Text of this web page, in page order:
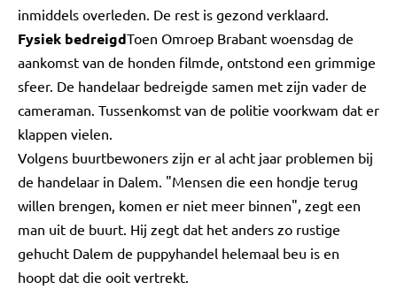
inmiddels overleden. De rest is gezond verklaard.
Fysiek bedreigdToen Omroep Brabant woensdag de
aankomst van de honden filmde, ontstond een grimmige
sfeer. De handelaar bedreigde samen met zijn vader de
cameraman. Tussenkomst van de politie voorkwam dat er
klappen vielen.
Volgens buurtbewoners zijn er al acht jaar problemen bij
de handelaar in Dalem. "Mensen die een hondje terug
willen brengen, komen er niet meer binnen", zegt een
man uit de buurt. Hij zegt dat het anders zo rustige
gehucht Dalem de puppyhandel helemaal beu is en
hoopt dat die ooit vertrekt.